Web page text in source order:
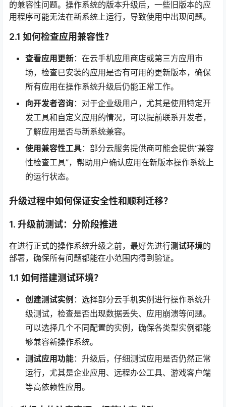
的兼容性问题。操作系统的版本升级后，一些旧版本的应
用程序可能无法在新系统上运行，导致使用中出现问题。
2.1 如何检查应用兼容性？
查看应用更新：在云手机应用商店或第三方应用市
场，检查已安装的应用是否有可用的更新版本，确保
所有应用在操作系统升级后仍能正常工作。
向开发者咨询：对于企业级用户，尤其是使用特定开
发工具和自定义应用的情况，可以提前联系开发者，
了解应用是否与新系统兼容。
使用兼容性工具：部分云服务提供商可能会提供“兼容
性检查工具”，帮助用户确认应用在新版本操作系统上
的运行状态。
升级过程中如何保证安全性和顺利迁移？
1. 升级前测试：分阶段推进
在进行正式的操作系统升级之前，最好先进行测试环境的
部署，确保所有问题都能在小范围内得到验证。
1.1 如何搭建测试环境？
创建测试实例 ：选择部分云手机实例进行操作系统升
级测试，检查是否出现数据丢失、应用崩溃等问题。
可以选择几个不同配置的实例，确保各类型实例都能
够兼容新操作系统。
测试应用功能：升级后，仔细测试应用是否仍然正常
运行，尤其是企业应用、远程办公工具、游戏客户端
等高依赖性应用。